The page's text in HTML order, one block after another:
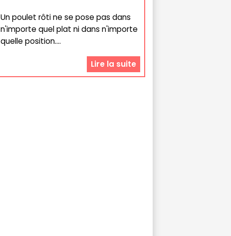
Un poulet rôti ne se pose pas dans
n'importe quel plat ni dans n'importe
quelle position....
Lire la suite